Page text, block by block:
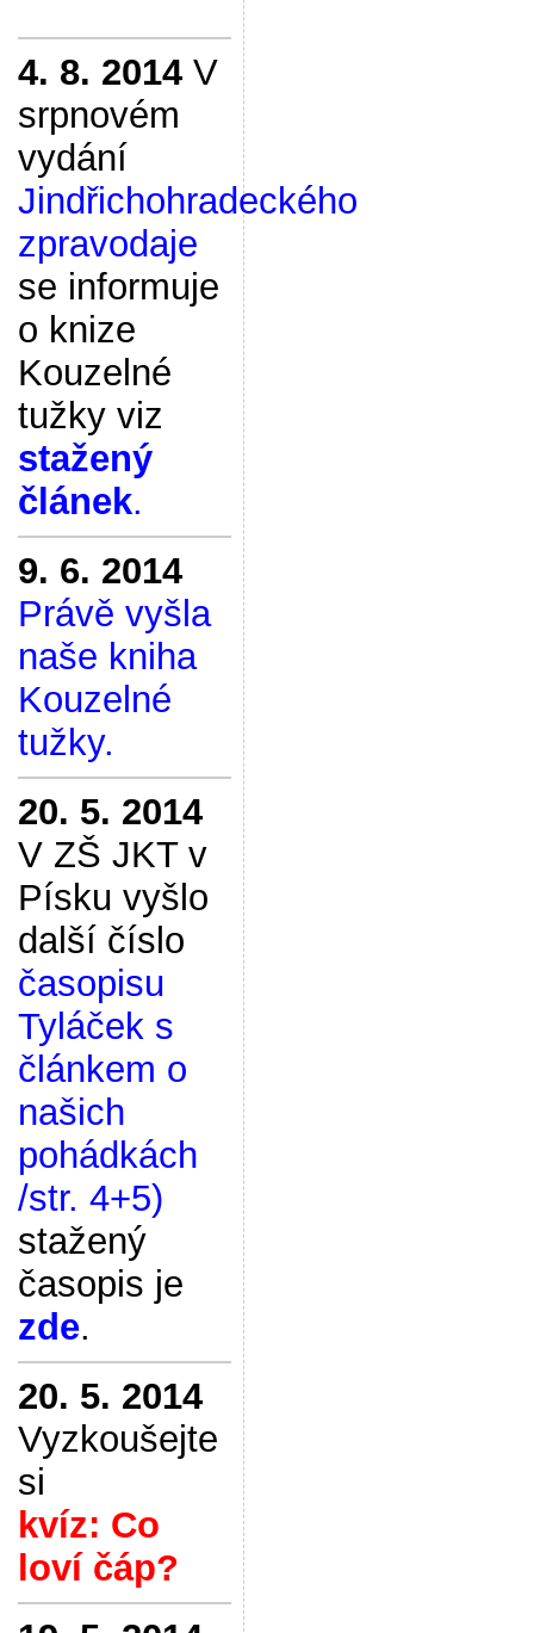
4. 8. 2014V
srpnovém
vydání
Jindřichohradeckého
zpravodaje
se informuje
o knize
Kouzelné
tužky viz
stažený
článek.
9. 6. 2014
Právě vyšla
naše kniha
Kouzelné
tužky.
20. 5. 2014
V ZŠ JKT v
Písku vyšlo
další číslo
časopisu
Tyláček s
článkem o
našich
pohádkách
/str. 4+5)
stažený
časopis je
zde.
20. 5. 2014
Vyzkoušejte
si
kvíz: Co
loví čáp?